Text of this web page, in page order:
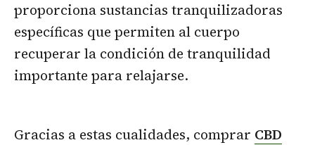
proporciona sustancias tranquilizadoras
específicas que permiten al cuerpo
recuperar la condición de tranquilidad
importante para relajarse.
Gracias a estas cualidades, comprar CBD